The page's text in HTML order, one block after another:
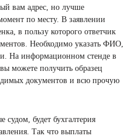
вам адрес, но лучше
по месту. В заявлении
в пользу которого ответчик
Необходимо указать ФИО,
На информационном стенде в
можете получить образец
документов и всю прочую
судом, будет бухгалтерия
Так что выплаты